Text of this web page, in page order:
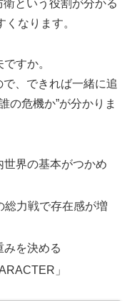
という役割が分かる
なります。
すか。
、できれば一緒に追
の危機か”が分かりま
界の基本がつかめ
総力戦で存在感が増
みを決める
」